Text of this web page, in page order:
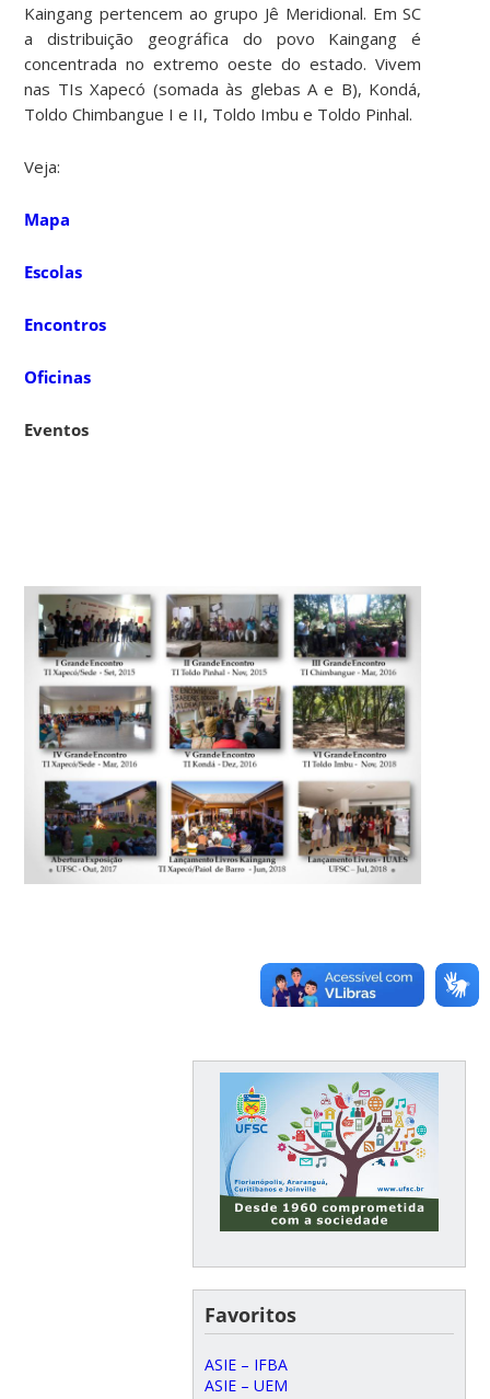
Kaingang pertencem ao grupo Jê Meridional. Em SC
a distribuição geográfica do povo Kaingang é
concentrada no extremo oeste do estado. Vivem
nas TIs Xapecó (somada às glebas A e B), Kondá,
Toldo Chimbangue I e II, Toldo Imbu e Toldo Pinhal.
Veja:
Mapa
Escolas
Encontros
Oficinas
Eventos
Favoritos
ASIE – IFBA
ASIE – UEM